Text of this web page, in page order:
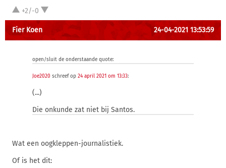
+2/-0
Fier Koen 24-04-2021 13:53:59
open/sluit de onderstaande quote:
Joe2020 schreef op 24 april 2021 om 13:33:
(...)
Die onkunde zat niet bij Santos.
Wat een oogkleppen-journalistiek.
Of is het dit: